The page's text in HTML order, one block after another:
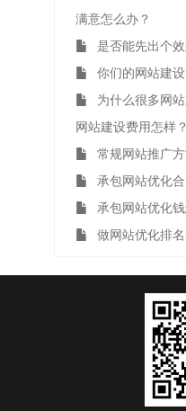
满意怎么办？
是否能先出个
你们的网站建
为什么很多网
网站建设费用怎样？
常规网站推广
承包网站优化
承包网站优化钱
做网站优化排名